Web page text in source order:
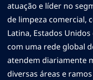
atuação e líder no
de limpeza comercial,
Latina, Estados
com uma rede global
atendem diariamente
diversas áreas e